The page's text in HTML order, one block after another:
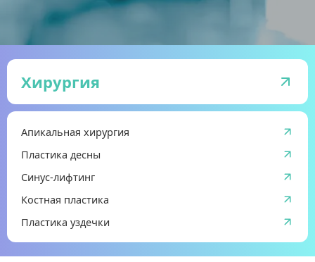
Хирургия
Апикальная хирургия
Пластика десны
Синус-лифтинг
Костная пластика
Пластика уздечки